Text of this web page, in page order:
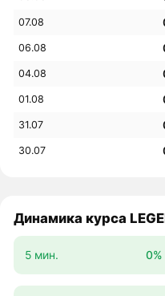
07.08
06.08
04.08
01.08
31.07
30.07
Динамика курса
5 мин. 0%